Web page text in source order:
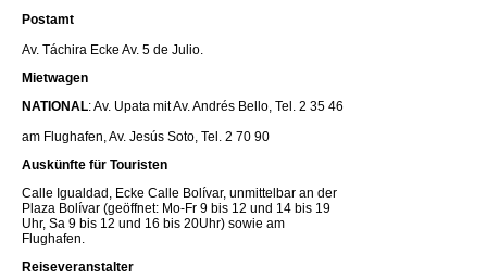
Postamt
Av. Táchira Ecke Av. 5 de Julio.
Mietwagen
NATIONAL: Av. Upata mit Av. Andrés Bello, Tel. 2 35 46
am Flughafen, Av. Jesús Soto, Tel. 2 70 90
Auskünfte für Touristen
Calle Igualdad, Ecke Calle Bolívar, unmittelbar an der
Plaza Bolívar (geöffnet: Mo-Fr 9 bis 12 und 14 bis 19
Uhr, Sa 9 bis 12 und 16 bis 20Uhr) sowie am
Flughafen.
Reiseveranstalter